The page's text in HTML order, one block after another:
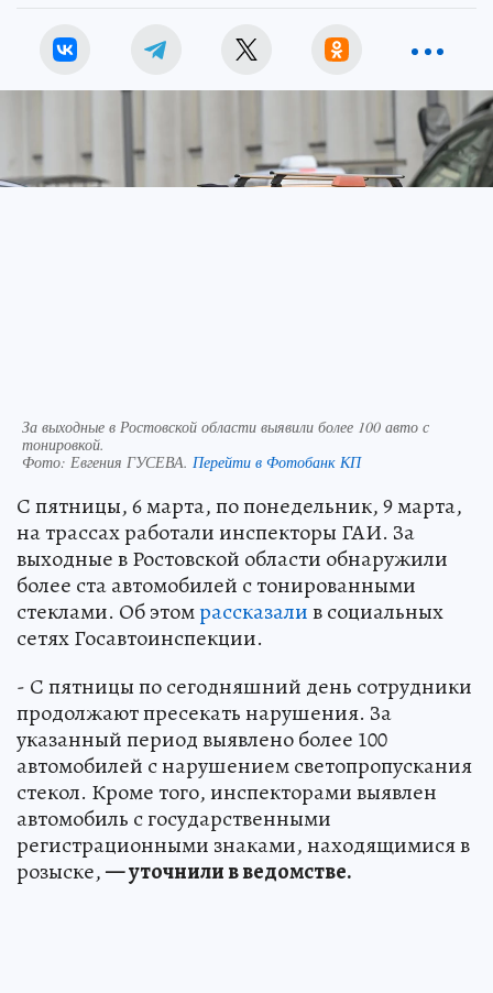
За выходные в Ростовской области выявили более 100 авто с
тонировкой.
Фото: Евгения ГУСЕВА. Перейти в Фотобанк КП
С пятницы, 6 марта, по понедельник, 9 марта,
на трассах работали инспекторы ГАИ. За
выходные в Ростовской области обнаружили
более ста автомобилей с тонированными
стеклами. Об этомрассказалив социальных
сетях Госавтоинспекции.
- С пятницы по сегодняшний день сотрудники
продолжают пресекать нарушения. За
указанный период выявлено более 100
автомобилей с нарушением светопропускания
стекол. Кроме того, инспекторами выявлен
автомобиль с государственными
регистрационными знаками, находящимися в
розыске,— уточнили в ведомстве.